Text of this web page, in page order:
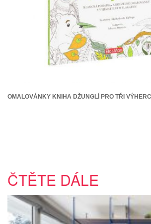
OMALOVÁNKY KNIHA DŽUNGLÍ PRO TŘI
ČTĚTE DÁLE